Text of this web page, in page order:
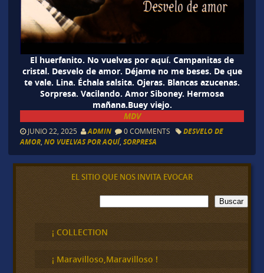
El huerfanito. No vuelvas por aquí. Campanitas de
cristal. Desvelo de amor. Déjame no me beses. De que
te vale. Lina. Échala salsita. Ojeras. Blancas azucenas.
Sorpresa. Vacilando. Amor Siboney. Hermosa
mañana.Buey viejo.
MDV
JUNIO 22, 2025 ADMIN 0 COMMENTS
DESVELO DE
AMOR, NO VUELVAS POR AQUÍ, SORPRESA
EL SITIO QUE NOS INVITA EVOCAR
B
u
c
a
Buscar
¡ COLLECTION
¡ Maravilloso,Maravilloso !